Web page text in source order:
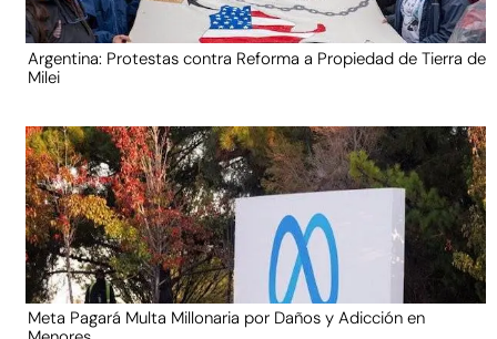
Argentina: Protestas contra Reforma a Propiedad de Tierra de
Milei
Meta Pagará Multa Millonaria por Daños y Adicción en